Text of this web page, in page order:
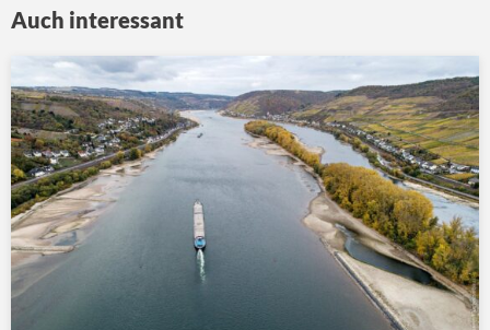
Auch interessant